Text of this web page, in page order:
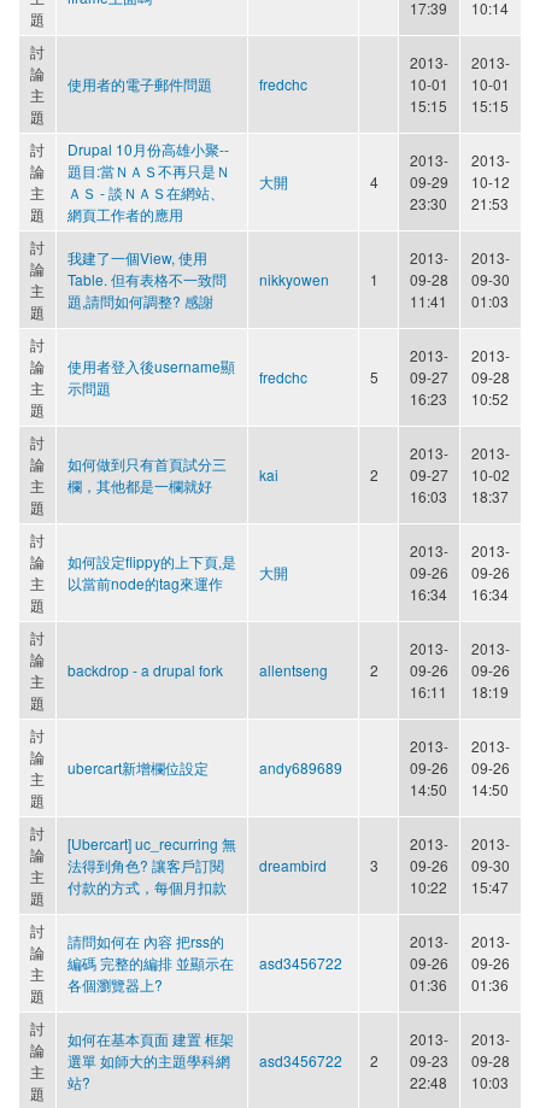
題
17:39
10:14
討
論
主
題
使用者的電子郵件問題 fredchc
2013-
10-01
15:15
2013-
10-01
15:15
討
論
主
題
Drupal 10月份高雄小聚--
題目:當ＮＡＳ不再只是Ｎ
ＡＳ - 談ＮＡＳ在網站、
網頁工作者的應用
大開 4
2013-
09-29
23:30
2013-
10-12
21:53
討
論
主
題
我建了一個View, 使用
Table. 但有表格不一致問
題,請問如何調整? 感謝
nikkyowen 1
2013-
09-28
11:41
2013-
09-30
01:03
討
論
主
題
使用者登入後username顯
示問題
fredchc 5
2013-
09-27
16:23
2013-
09-28
10:52
討
論
主
題
如何做到只有首頁試分三
欄，其他都是一欄就好
kai 2
2013-
09-27
16:03
2013-
10-02
18:37
討
論
主
題
如何設定flippy的上下頁,是
以當前node的tag來運作
大開
2013-
09-26
16:34
2013-
09-26
16:34
討
論
主
題
backdrop - a drupal fork allentseng 2
2013-
09-26
16:11
2013-
09-26
18:19
討
論
主
題
ubercart新增欄位設定 andy689689
2013-
09-26
14:50
2013-
09-26
14:50
討
論
主
題
[Ubercart] uc_recurring 無
法得到角色? 讓客戶訂閱
付款的方式，每個月扣款
dreambird 3
2013-
09-26
10:22
2013-
09-30
15:47
討
論
主
題
請問如何在 內容 把rss的
編碼 完整的編排 並顯示在
各個瀏覽器上?
asd3456722
2013-
09-26
01:36
2013-
09-26
01:36
討
論
主
題
如何在基本頁面 建置 框架
選單 如師大的主題學科網
站?
asd3456722 2
2013-
09-23
22:48
2013-
09-28
10:03